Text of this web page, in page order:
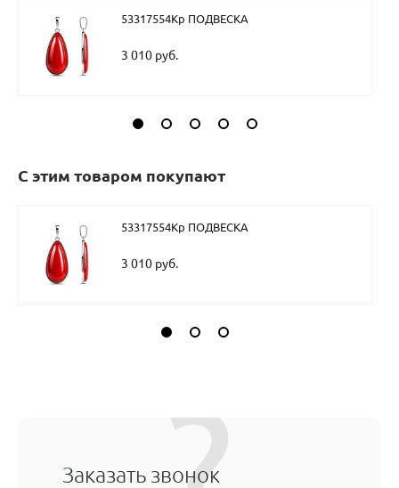
53317554Кр ПОДВЕСКА
3 010 руб.
С этим товаром покупают
53317554Кр ПОДВЕСКА
3 010 руб.
Заказать звонок